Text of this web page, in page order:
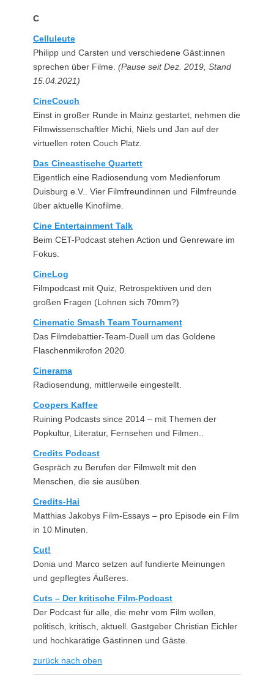
C
Celluleute
Philipp und Carsten und verschiedene Gäst:innen
sprechen über Filme. (Pause seit Dez. 2019, Stand
15.04.2021)
CineCouch
Einst in großer Runde in Mainz gestartet, nehmen die
Filmwissenschaftler Michi, Niels und Jan auf der
virtuellen roten Couch Platz.
Das Cineastische Quartett
Eigentlich eine Radiosendung vom Medienforum
Duisburg e.V.. Vier Filmfreundinnen und Filmfreunde
über aktuelle Kinofilme.
Cine Entertainment Talk
Beim CET-Podcast stehen Action und Genreware im
Fokus.
CineLog
Filmpodcast mit Quiz, Retrospektiven und den
großen Fragen (Lohnen sich 70mm?)
Cinematic Smash Team Tournament
Das Filmdebattier-Team-Duell um das Goldene
Flaschenmikrofon 2020.
Cinerama
Radiosendung, mittlerweile eingestellt.
Coopers Kaffee
Ruining Podcasts since 2014 – mit Themen der
Popkultur, Literatur, Fernsehen und Filmen..
Credits Podcast
Gespräch zu Berufen der Filmwelt mit den
Menschen, die sie ausüben.
Credits-Hai
Matthias Jakobys Film-Essays – pro Episode ein Film
in 10 Minuten.
Cut!
Donia und Marco setzen auf fundierte Meinungen
und gepflegtes Äußeres.
Cuts – Der kritische Film-Podcast
Der Podcast für alle, die mehr vom Film wollen,
politisch, kritisch, aktuell. Gastgeber Christian Eichler
und hochkarätige Gästinnen und Gäste.
zurück nach oben